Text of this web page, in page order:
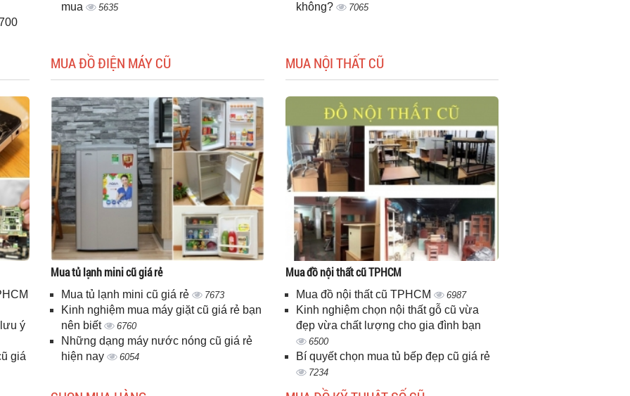
mua
5635
không?
7065
ý
giá
MUA ĐỒ ĐIỆN MÁY CŨ
Mua tủ lạnh mini cũ giá rẻ
Mua tủ lạnh mini cũ giá rẻ 7673
Kinh nghiệm mua máy giặt cũ giá rẻ bạn
nên biết
6760
Những dạng máy nước nóng cũ giá rẻ
hiện nay
6054
MUA NỘI THẤT CŨ
Mua đồ nội thất cũ TPHCM
Mua đồ nội thất cũ TPHCM 6987
Kinh nghiệm chọn nội thất gỗ cũ vừa
đẹp vừa chất lượng cho gia đình bạn
6500
Bí quyết chọn mua tủ bếp đẹp cũ giá rẻ
7234